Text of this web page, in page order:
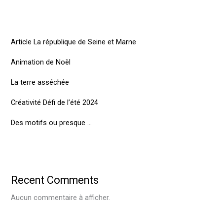
Article La république de Seine et Marne
Animation de Noël
La terre asséchée
Créativité Défi de l’été 2024
Des motifs ou presque …
Recent Comments
Aucun commentaire à afficher.